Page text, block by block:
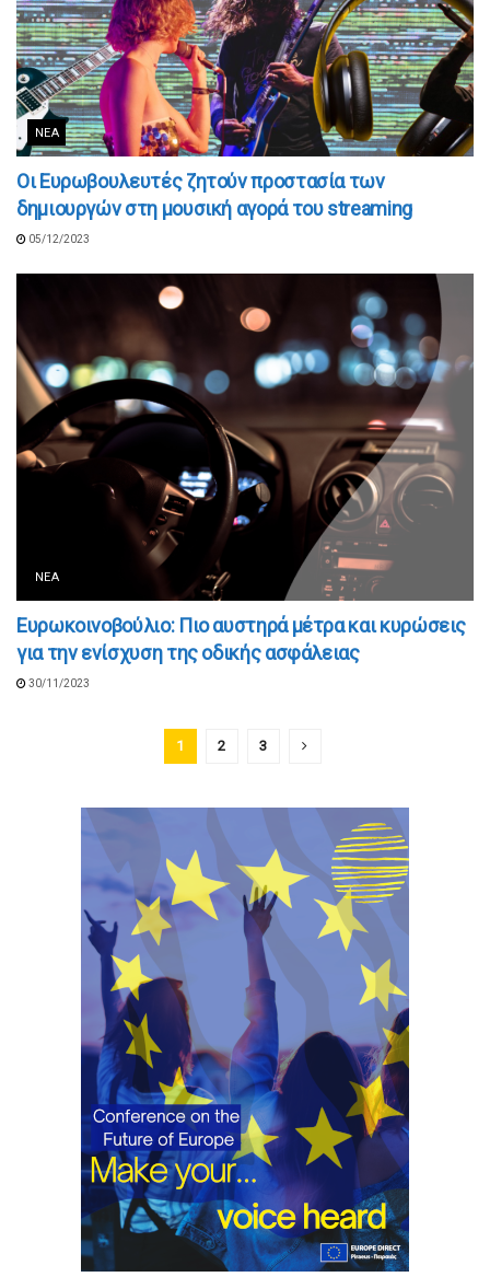
ΝΈΑ
Οι Ευρωβουλευτές ζητούν προστασία των
δημιουργών στη μουσική αγορά του streaming
05/12/2023
ΝΈΑ
Ευρωκοινοβούλιο: Πιο αυστηρά μέτρα και κυρώσεις
για την ενίσχυση της οδικής ασφάλειας
30/11/2023
1 2 3